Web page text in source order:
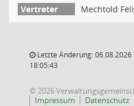
Mechtold
Letzte Änderung: 06.08.2026
18:05:43
© 2026
Impressum
Datenschutz